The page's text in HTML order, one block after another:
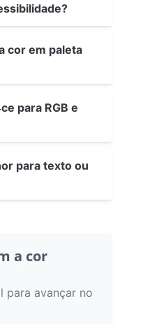
cor em paleta
para RGB e
para texto ou
a cor
para avançar no